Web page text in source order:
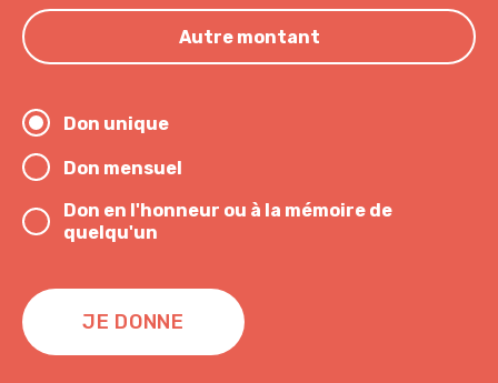
Autre montant
Don unique
Don mensuel
Don en l'honneur ou à la mémoire de
quelqu'un
JE DONNE